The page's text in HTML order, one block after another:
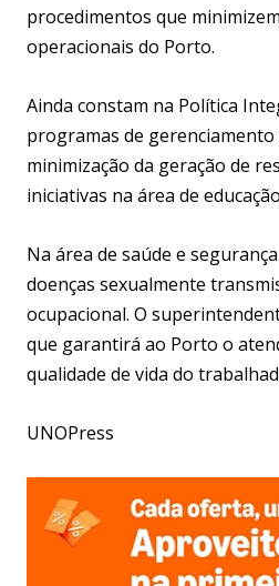
procedimentos que
operacionais do Porto.
Ainda constam na Política
programas de gerenciamento
minimização da geração de
iniciativas na área de
Na área de saúde e
doenças sexualmente
ocupacional. O
que garantirá ao Porto o
qualidade de vida do
UNOPress